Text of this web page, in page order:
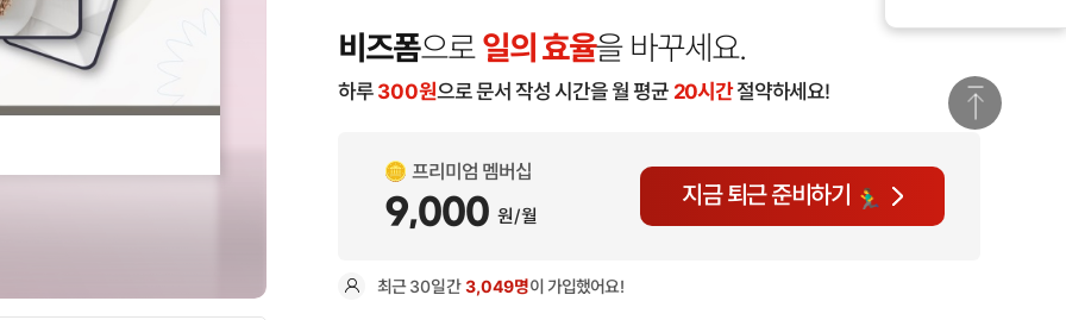
비즈폼으로일의 효율을 바꾸세요.
하루 300원으로 문서 작성 시간을 월 평균 20시간절약하세요!
프리미엄 멤버십
9,000 원/월
지금 퇴근 준비하기
최근30일간3,049명이 가입했어요!